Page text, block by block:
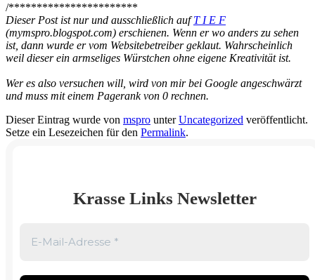
/***********************
Dieser Post ist nur und ausschließlich aufT I E F
(mymspro.blogspot.com) erschienen. Wenn er wo anders zu sehen
ist, dann wurde er vom Websitebetreiber geklaut. Wahrscheinlich
weil dieser ein armseliges Würstchen ohne eigene Kreativität ist.
Wer es also versuchen will, wird von mir bei Google angeschwärzt
und muss mit einem Pagerank von 0 rechnen.
Dieser Eintrag wurde von mspro unterUncategorized veröffentlicht.
Setze ein Lesezeichen für den Permalink.
Krasse Links Newsletter